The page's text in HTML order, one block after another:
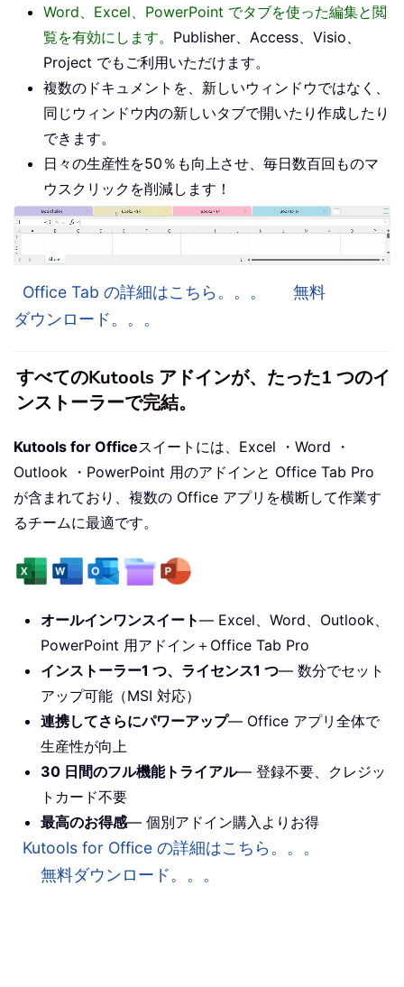
Word、Excel、PowerPoint でタブを使った編集と閲
覧を有効にします。 Publisher、Access、Visio、
Project でもご利用いただけます。
複数のドキュメントを、新しいウィンドウではなく、
同じウィンドウ内の新しいタブで開いたり作成したり
できます。
日々の生産性を50％も向上させ、毎日数百回ものマ
ウスクリックを削減します！
Office Tab の詳細はこちら。。。
無料
ダウンロード。。。
すべてのKutools アドインが、たった1 つのイ
ンストーラーで完結。
Kutools for Officeスイートには、Excel ・Word ・
Outlook ・PowerPoint 用のアドインと Office Tab Pro
が含まれており、複数の Office アプリを横断して作業す
るチームに最適です。
オールインワンスイート— Excel、Word、Outlook、
PowerPoint 用アドイン＋Office Tab Pro
インストーラー1 つ、ライセンス1 つ— 数分でセット
アップ可能（MSI 対応）
連携してさらにパワーアップ— Office アプリ全体で
生産性が向上
30 日間のフル機能トライアル— 登録不要、クレジッ
トカード不要
最高のお得感— 個別アドイン購入よりお得
Kutools for Office の詳細はこちら。。。
無料ダウンロード。。。